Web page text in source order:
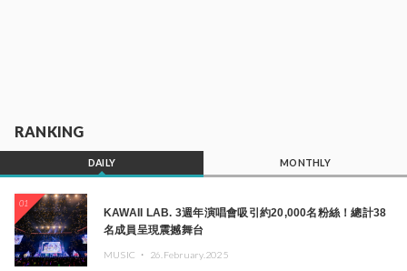
RANKING
DAILY MONTHLY
01
KAWAII LAB. 3週年演唱會吸引約20,000名粉絲！總計38
名成員呈現震撼舞台
MUSIC ・ 26.February.2025